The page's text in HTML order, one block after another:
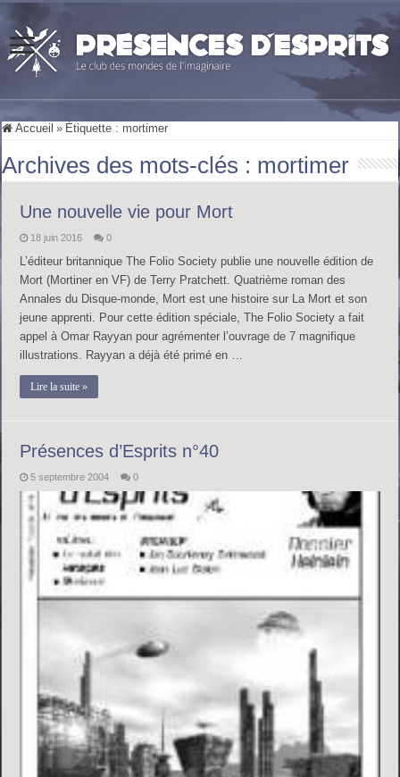
Accueil » Étiquette : mortimer
Archives des mots-clés : mortimer
Une nouvelle vie pour Mort
18 juin 2016 0
L’éditeur britannique The Folio Society publie une nouvelle édition de
Mort (Mortiner en VF) de Terry Pratchett. Quatrième roman des
Annales du Disque-monde, Mort est une histoire sur La Mort et son
jeune apprenti. Pour cette édition spéciale, The Folio Society a fait
appel à Omar Rayyan pour agrémenter l’ouvrage de 7 magnifique
illustrations. Rayyan a déjà été primé en …
Lire la suite »
Présences d’Esprits n°40
5 septembre 2004 0